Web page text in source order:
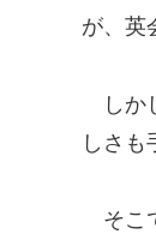
が、英
しか
しさも
そこ